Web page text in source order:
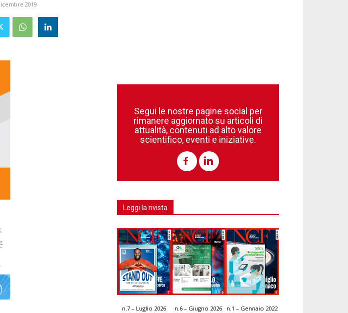
2019
Segui le nostre pagine social per
rimanere aggiornato su articoli di
attualità, contenuti ad alto valore
scientifico, eventi e iniziative.
Leggi la rivista
n.7 – Luglio 2026 n.6 – Giugno 2026 n.1 – Gennaio 2022